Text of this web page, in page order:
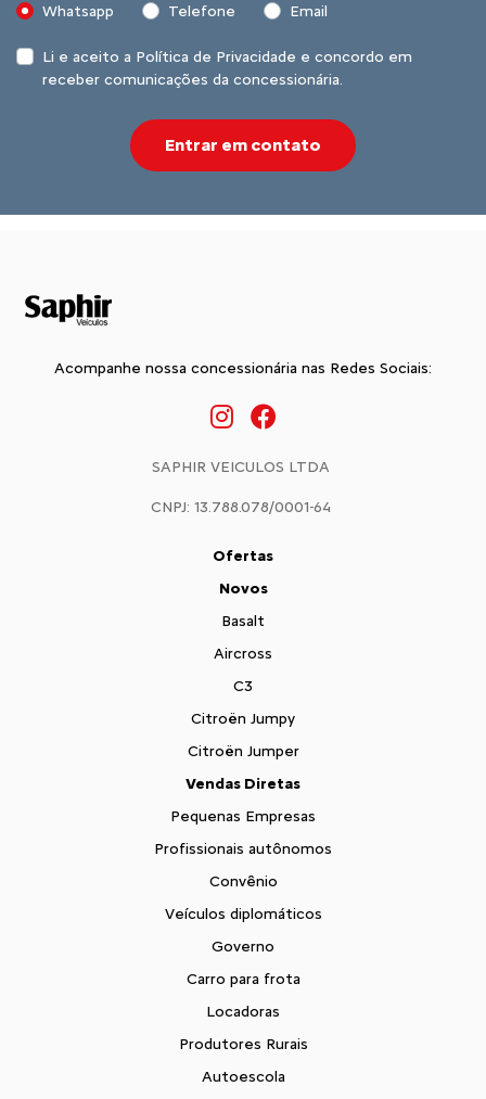
Whatsapp Telefone Email
Li e aceito a Política de Privacidade e concordo em
receber comunicações da concessionária.
Entrar em contato
Acompanhe nossa concessionária nas Redes Sociais:
SAPHIR VEICULOS LTDA
CNPJ: 13.788.078/0001-64
Ofertas
Novos
Basalt
Aircross
C3
Citroën Jumpy
Citroën Jumper
Vendas Diretas
Pequenas Empresas
Profissionais autônomos
Convênio
Veículos diplomáticos
Governo
Carro para frota
Locadoras
Produtores Rurais
Autoescola